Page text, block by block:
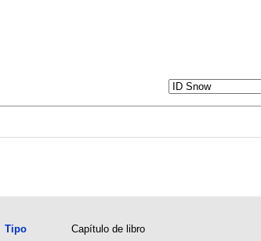
Tipo
Capítulo de libro